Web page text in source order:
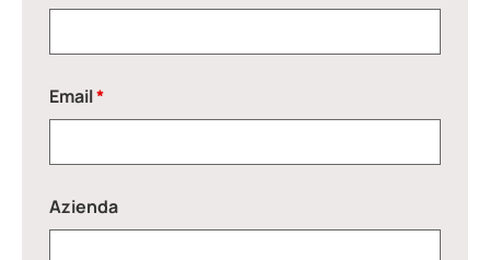
Email*
Azienda